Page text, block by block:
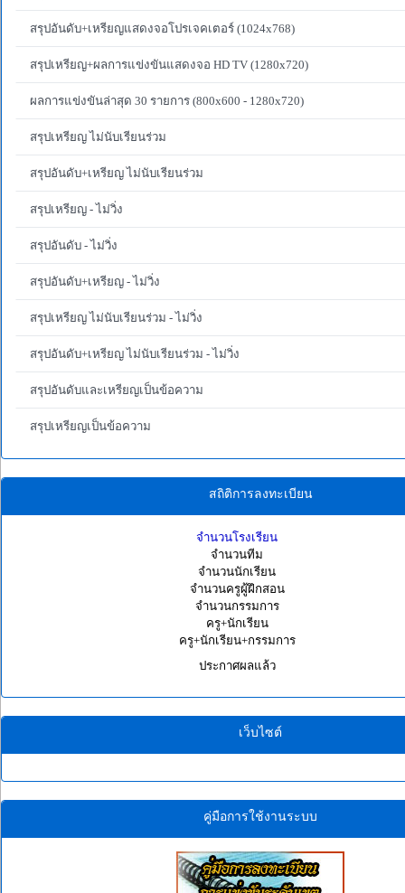
สรุปอันดับ+เหรียญแสดงจอโปรเจคเตอร์ (1024x768)
สรุปเหรียญ+ผลการแข่งขันแสดงจอ HD TV (1280x720)
ผลการแข่งขันล่าสุด 30 รายการ (800x600 - 1280x720)
สรุปเหรียญ ไม่นับเรียนร่วม
สรุปอันดับ+เหรียญ ไม่นับเรียนร่วม
สรุปเหรียญ - ไม่วิ่ง
สรุปอันดับ - ไม่วิ่ง
สรุปอันดับ+เหรียญ - ไม่วิ่ง
สรุปเหรียญ ไม่นับเรียนร่วม - ไม่วิ่ง
สรุปอันดับ+เหรียญ ไม่นับเรียนร่วม - ไม่วิ่ง
สรุปอันดับและเหรียญเป็นข้อความ
สรุปเหรียญเป็นข้อความ
สถิติการลงทะเบียน
จำนวนโรงเรียน
จำนวนทีม
จำนวนนักเรียน
จำนวนครูผู้ฝึกสอน
จำนวนกรรมการ
ครู+นักเรียน
ครู+นักเรียน+กรรมการ
ประกาศผลแล้ว
เว็บไซต์
คู่มือการใช้งานระบบ